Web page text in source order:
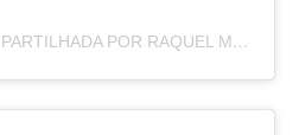
UMA PUBLICAÇÃO COMPARTILHADA POR RAQUEL MOREIRA (@BYRAQUELMOREIRA)